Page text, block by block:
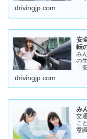
た
drivingjp.com
安
転
み
の
「
過
drivingjp.com
み
交
こ
意